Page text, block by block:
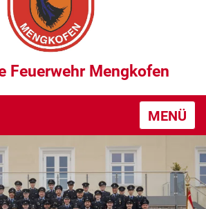
Feuerwehr Mengkofen
MENÜ